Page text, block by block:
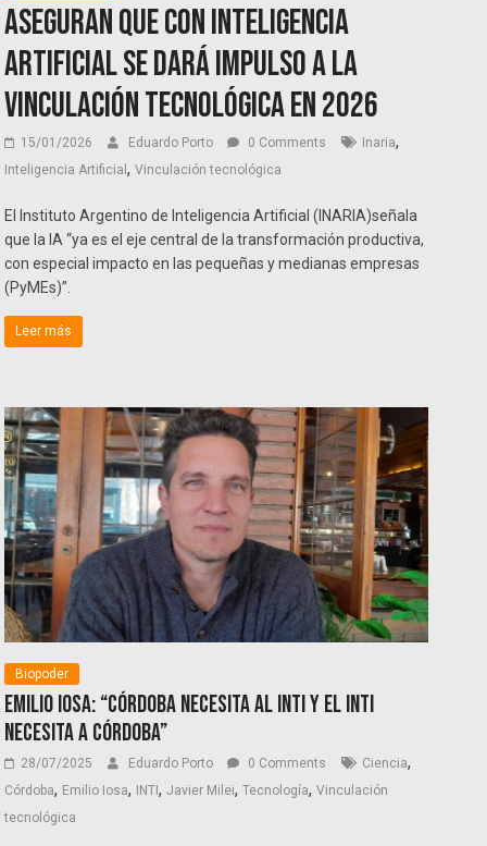
Aseguran que con Inteligencia
Artificial se dará impulso a la
vinculación tecnológica en 2026
15/01/2026 Eduardo Porto 0 Comments Inaria,
Inteligencia Artificial,Vinculación tecnológica
El Instituto Argentino de Inteligencia Artificial (INARIA)señala
que la IA “ya es el eje central de la transformación productiva,
con especial impacto en las pequeñas y medianas empresas
(PyMEs)”.
Leer más
Biopoder
Emilio Iosa: “Córdoba necesita al INTI y el INTI
necesita a Córdoba”
28/07/2025 Eduardo Porto 0 Comments Ciencia,
Córdoba, Emilio Iosa, INTI,Javier Milei,Tecnología,Vinculación
tecnológica